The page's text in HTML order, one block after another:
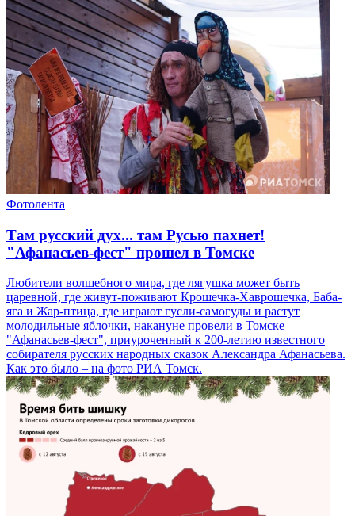
Фотолента
Там русский дух... там Русью пахнет!
"Афанасьев-фест" прошел в Томске
Любители волшебного мира, где лягушка может быть
царевной, где живут-поживают Крошечка-Хаврошечка, Баба-
яга и Жар-птица, где играют гусли-самогуды и растут
молодильные яблочки, накануне провели в Томске
"Афанасьев-фест", приуроченный к 200-летию известного
собирателя русских народных сказок Александра Афанасьева.
Как это было – на фото РИА Томск.